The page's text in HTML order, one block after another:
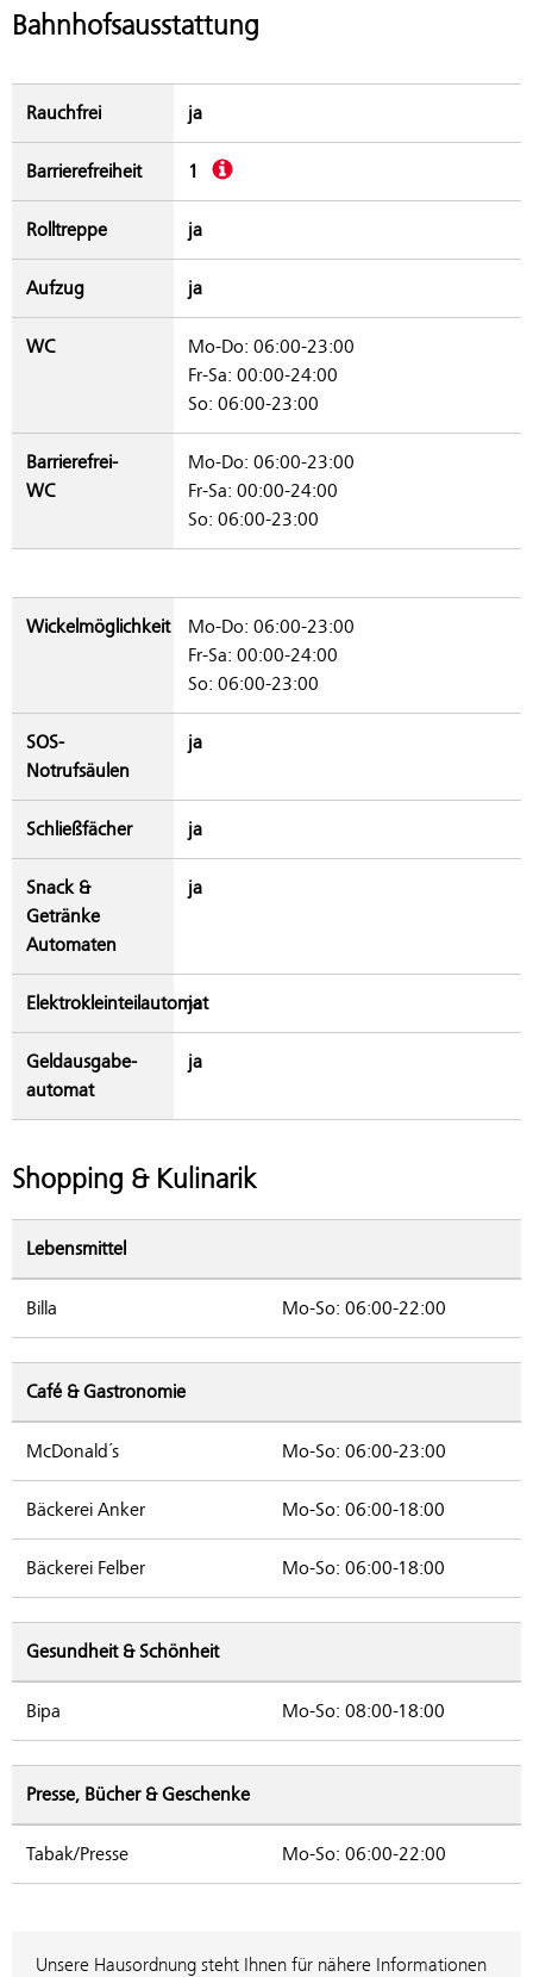
Bahnhofsausstattung
Rauchfrei ja
Barrierefreiheit 1 Beschreibung
Rolltreppe ja
Aufzug ja
WC
Mo-Do: 06:00-23:00
Fr-Sa: 00:00-24:00
So: 06:00-23:00
Barrierefrei-
WC
Mo-Do: 06:00-23:00
Fr-Sa: 00:00-24:00
So: 06:00-23:00
Wickelmöglichkeit
Mo-Do: 06:00-23:00
Fr-Sa: 00:00-24:00
So: 06:00-23:00
SOS-
Notrufsäulen
ja
Schließfächer ja
Snack &
Getränke
Automaten
ja
Elektrokleinteilautomat
ja
Geldausgabe­
automat
ja
Shopping & Kulinarik
Lebensmittel
Billa Mo-So: 06:00-22:00
Café & Gastronomie
McDonald´s Mo-So: 06:00-23:00
Bäckerei Anker Mo-So: 06:00-18:00
Bäckerei Felber Mo-So: 06:00-18:00
Gesundheit & Schönheit
Bipa Mo-So: 08:00-18:00
Presse, Bücher & Geschenke
Tabak/Presse Mo-So: 06:00-22:00
Unsere Hausordnung steht Ihnen für nähere Informationen